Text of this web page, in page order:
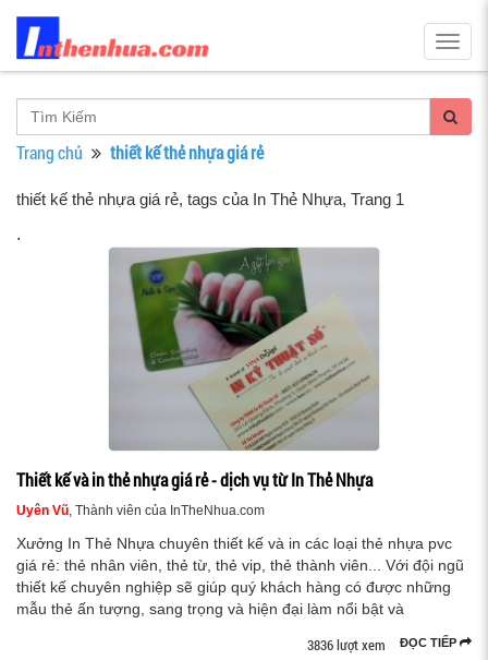
Trang chủ thiết kế thẻ nhựa giá rẻ
thiết kế thẻ nhựa giá rẻ, tags của In Thẻ Nhựa, Trang 1
.
Thiết kế và in thẻ nhựa giá rẻ - dịch vụ từ In Thẻ Nhựa
Uyên Vũ, Thành viên của InTheNhua.com
Xưởng In Thẻ Nhựa chuyên thiết kế và in các loại thẻ nhựa pvc
giá rẻ: thẻ nhân viên, thẻ từ, thẻ vip, thẻ thành viên... Với đội ngũ
thiết kế chuyên nghiệp sẽ giúp quý khách hàng có được những
mẫu thẻ ấn tượng, sang trọng và hiện đại làm nổi bật và
ĐỌC TIẾP
3836 lượt xem